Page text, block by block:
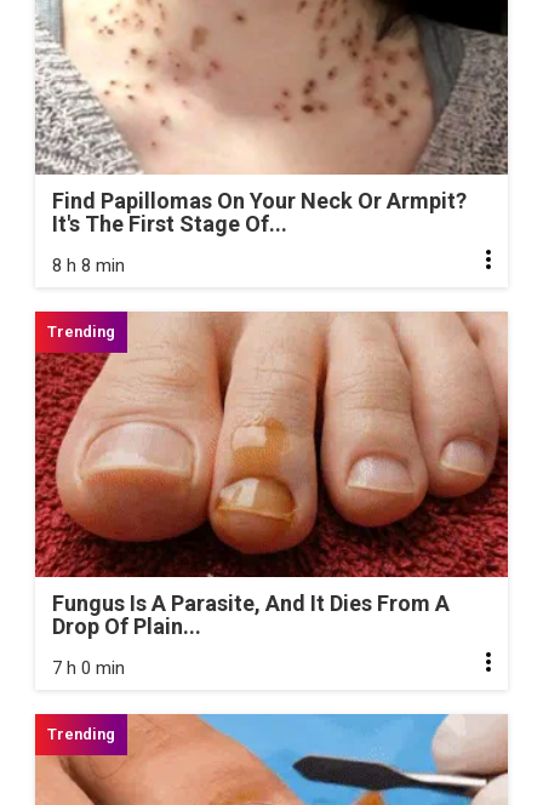
Find Papillomas On Your Neck Or Armpit?
It's The First Stage Of...
8 h 8 min
Fungus Is A Parasite, And It Dies From A
Drop Of Plain...
7 h 0 min